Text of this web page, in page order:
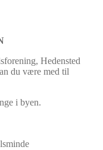
Hedensted
du være med til
i byen.